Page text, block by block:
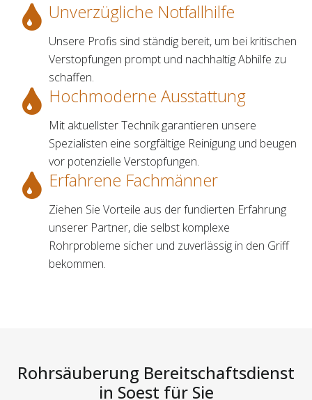
Unverzügliche Notfallhilfe
Unsere Profis sind ständig bereit, um bei kritischen
Verstopfungen prompt und nachhaltig Abhilfe zu
schaffen.
Hochmoderne Ausstattung
Mit aktuellster Technik garantieren unsere
Spezialisten eine sorgfältige Reinigung und beugen
vor potenzielle Verstopfungen.
Erfahrene Fachmänner
Ziehen Sie Vorteile aus der fundierten Erfahrung
unserer Partner, die selbst komplexe
Rohrprobleme sicher und zuverlässig in den Griff
bekommen.
Rohrsäuberung Bereitschaftsdienst
in Soest für Sie